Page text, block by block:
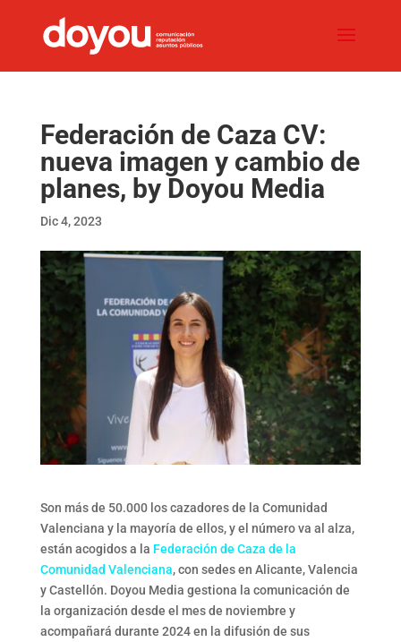
Federación de Caza CV:
nueva imagen y cambio de
planes, by Doyou Media
Dic 4, 2023
Son más de 50.000 los cazadores de la Comunidad
Valenciana y la mayoría de ellos, y el número va al alza,
están acogidos a la Federación de Caza de la
Comunidad Valenciana, con sedes en Alicante, Valencia
y Castellón. Doyou Media gestiona la comunicación de
la organización desde el mes de noviembre y
acompañará durante 2024 en la difusión de sus